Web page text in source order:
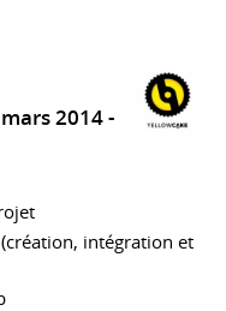
2014
intégration et